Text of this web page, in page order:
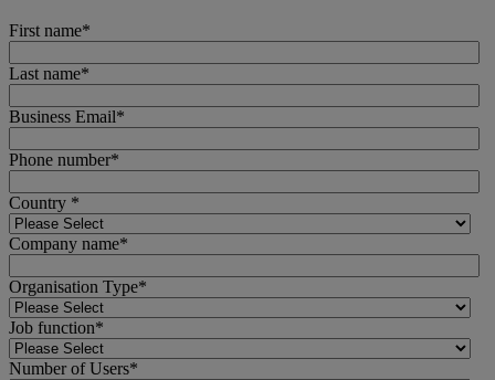
First name*
Last name*
Business Email*
Phone number*
Country *
Company name*
Organisation Type*
Job function*
Number of Users*